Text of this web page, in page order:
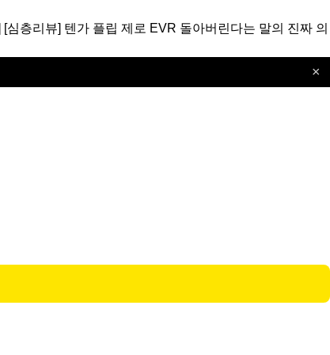
[심층리뷰] 텐가 플립 제로 EVR 돌아버린다는 말의 진짜 의
×